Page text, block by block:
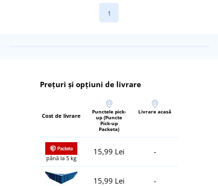
1
Prețuri și opțiuni de livrare
Cost de livrare
Punctele pick-
up (Puncte
Pick-up
Packeta)
Livrare acasă
până la 5 kg
15,99 Lei -
15,99 Lei -